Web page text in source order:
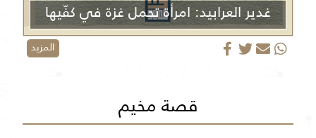
غدير العرابيد: امرأة تحمل غزة في كفّيها
المزيد
قصة مخيم